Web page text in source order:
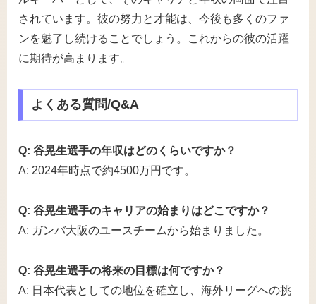
されています。彼の努力と才能は、今後も多くのファ
ンを魅了し続けることでしょう。これからの彼の活躍
に期待が高まります。
よくある質問/Q&A
Q: 谷晃生選手の年収はどのくらいですか？
A: 2024年時点で約4500万円です。
Q: 谷晃生選手のキャリアの始まりはどこですか？
A: ガンバ大阪のユースチームから始まりました。
Q: 谷晃生選手の将来の目標は何ですか？
A: 日本代表としての地位を確立し、海外リーグへの挑